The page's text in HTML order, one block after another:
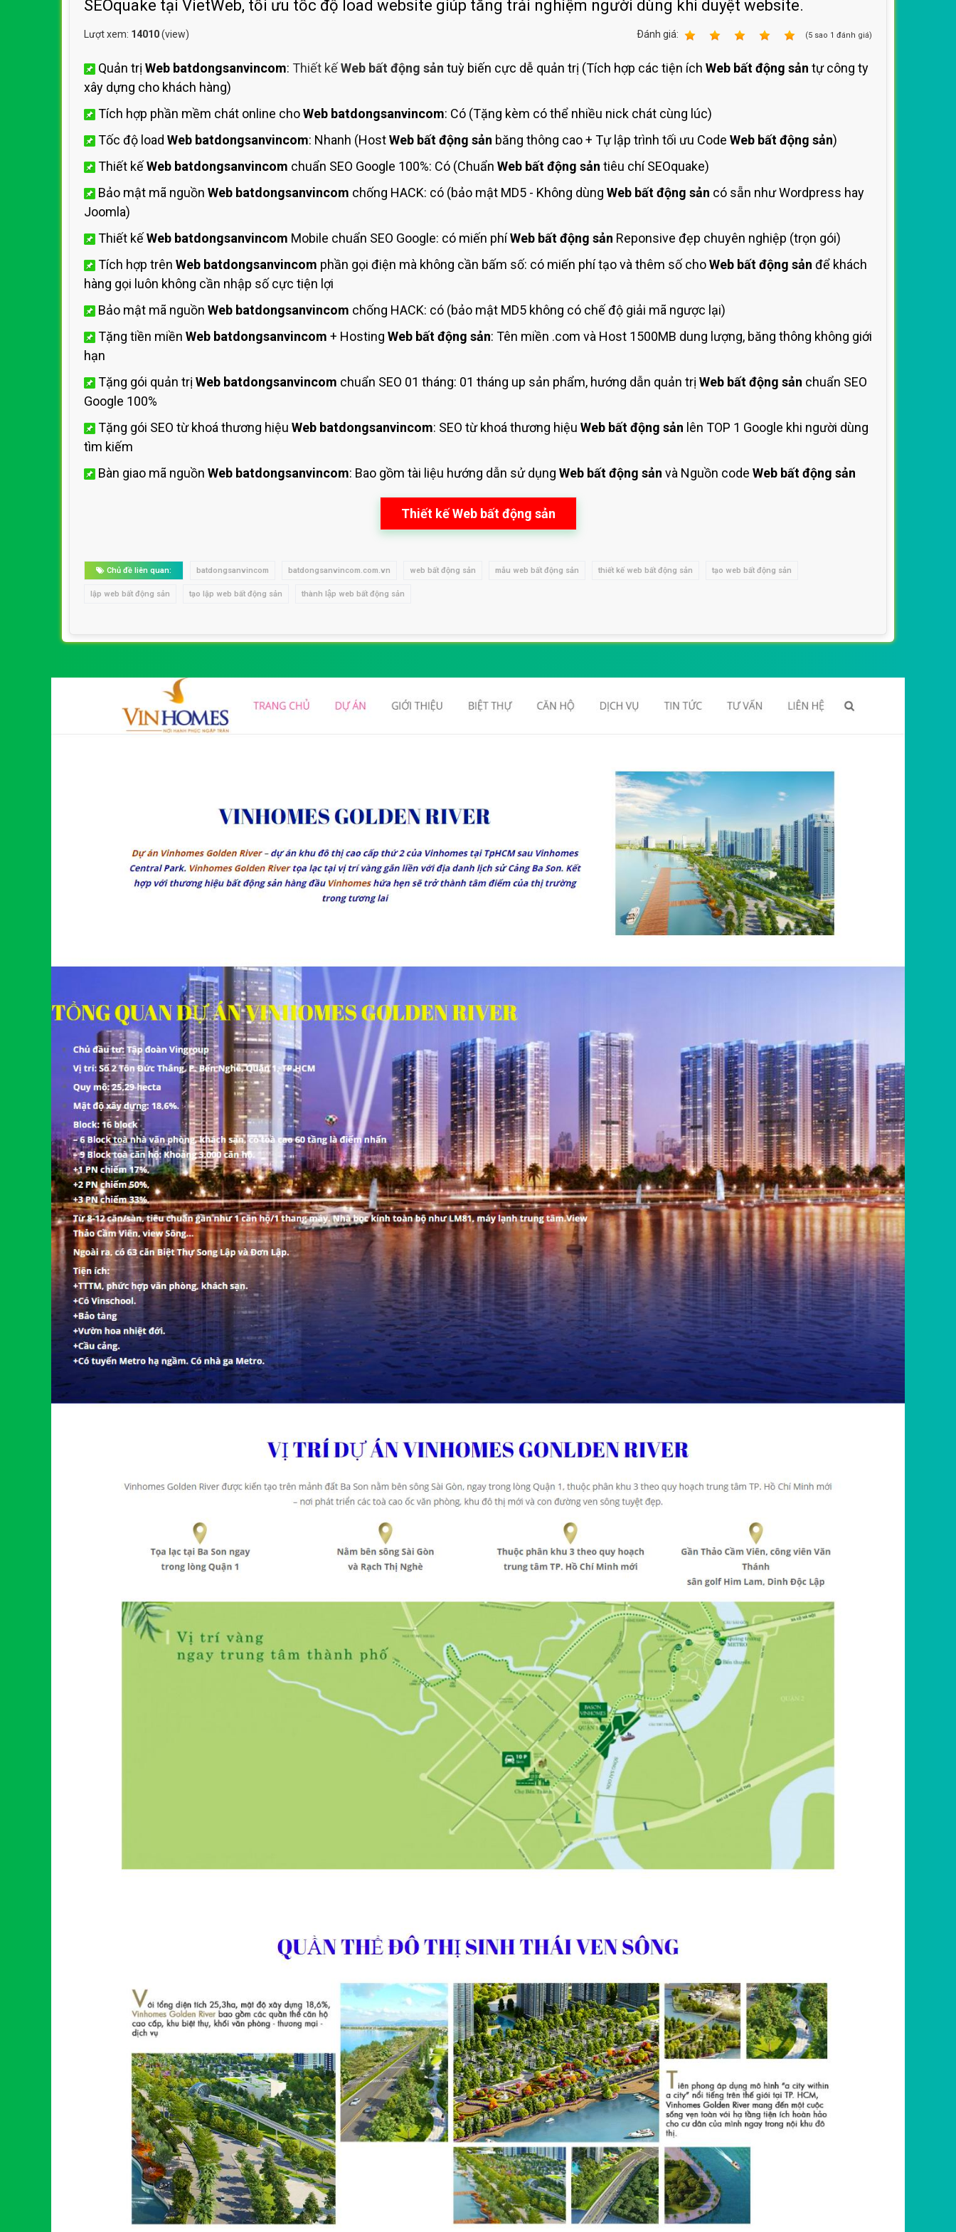
Bảng giá quản trị Website
SEOquake tại VietWeb, tối ưu tốc độ load website giúp tăng trải nghiệm người dùng khi duyệt website.
Lượt xem: 14010(view) Ðánh giá: (5 sao 1 đánh giá)
Quản trị Web batdongsanvincom: Thiết kếWeb bất động sản tuỳ biến cực dễ quản trị (Tích hợp các tiện ích Web bất động sản tự công ty
xây dựng cho khách hàng)
Tích hợp phần mềm chát online choWeb batdongsanvincom: Có (Tặng kèm có thể nhiều nick chát cùng lúc)
Tốc độ load Web batdongsanvincom: Nhanh (HostWeb bất động sản băng thông cao + Tự lập trình tối ưu Code Web bất động sản)
Thiết kếWeb batdongsanvincom chuẩn SEO Google 100%: Có (Chuẩn Web bất động sản tiêu chí SEOquake)
Bảo mật mã nguồn Web batdongsanvincom chống HACK: có (bảo mật MD5 - Không dùng Web bất động sản có sẵn như Wordpress hay
Joomla)
Thiết kếWeb batdongsanvincom Mobile chuẩn SEO Google: có miến phíWeb bất động sản Reponsive đẹp chuyên nghiệp (trọn gói)
Tích hợp trên Web batdongsanvincom phần gọi điện mà không cần bấm số: có miến phí tạo và thêm số choWeb bất động sản để khách
hàng gọi luôn không cần nhập số cực tiện lợi
Bảo mật mã nguồn Web batdongsanvincom chống HACK: có (bảo mật MD5 không có chế độ giải mã ngược lại)
Tặng tiền miền Web batdongsanvincom + Hosting Web bất động sản: Tên miền .com và Host 1500MB dung lượng, băng thông không giới
hạn
Tặng gói quản trị Web batdongsanvincom chuẩn SEO 01 tháng: 01 tháng up sản phẩm, hướng dẫn quản trị Web bất động sản chuẩn SEO
Google 100%
Tặng gói SEO từ khoá thương hiệu Web batdongsanvincom: SEO từ khoá thương hiệu Web bất động sản lên TOP 1 Google khi người dùng
tìm kiếm
Bàn giao mã nguồn Web batdongsanvincom: Bao gồm tài liệu hướng dẫn sử dụng Web bất động sản và Nguồn code Web bất động sản
Thiết kế Web bất động sản
Chủ đề liên quan: batdongsanvincom batdongsanvincom.com.vn web bất động sản mẫu web bất động sản thiết kế web bất động sản tạo web bất động sản
lập web bất động sản tạo lập web bất động sản thành lập web bất động sản